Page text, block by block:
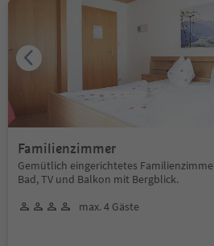
Familienzimmer
Gemütlich eingerichtetes
Bad, TV und Balkon mit Bergblick.
max. 4 Gäste